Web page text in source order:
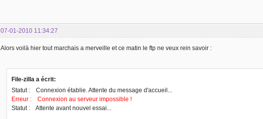
07-01-2010 11:34:27
Alors voilà hier tout marchais a merveille et ce matin le ftp ne veux rein savoir :
File-zilla a écrit:
Statut : Connexion établie. Attente du message d'accueil...
Erreur : Connexion au serveur impossible !
Statut : Attente avant nouvel essai...